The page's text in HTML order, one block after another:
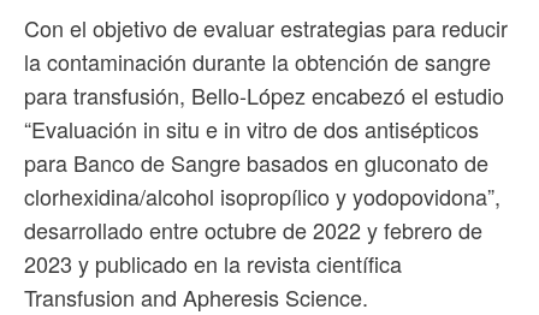
Con el objetivo de evaluar estrategias para reducir
la contaminación durante la obtención de sangre
para transfusión, Bello-López encabezó el estudio
“Evaluación in situ e in vitro de dos antisépticos
para Banco de Sangre basados en gluconato de
clorhexidina/alcohol isopropílico y yodopovidona”,
desarrollado entre octubre de 2022 y febrero de
2023 y publicado en la revista científica
Transfusion and Apheresis Science.